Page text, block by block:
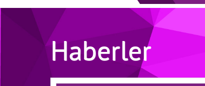
Haberler